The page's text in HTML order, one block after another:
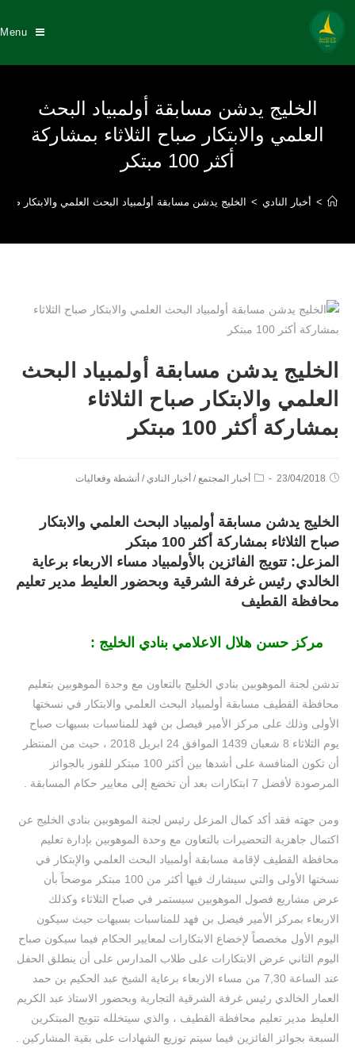
Menu
الخليج يدشن مسابقة أولمبياد البحث
العلمي والابتكار صباح الثلاثاء بمشاركة
أكثر 100 مبتكر
> أخبار النادي > الخليج يدشن مسابقة أولمبياد البحث العلمي والابتكار صباح
الخليج يدشن مسابقة أولمبياد البحث
العلمي والابتكار صباح الثلاثاء
بمشاركة أكثر 100 مبتكر
23/04/2018 أخبار المجتمع / أخبار النادي / أنشطة وفعاليات
الخليج يدشن مسابقة أولمبياد البحث العلمي والابتكار
صباح الثلاثاء بمشاركة أكثر 100 مبتكر
المزعل: تتويج الفائزين بالأولمبياد مساء الاربعاء برعاية
الخالدي رئيس غرفة الشرقية وبحضور العليط مدير تعليم
محافظة القطيف
مركز حسن هلال الاعلامي بنادي الخليج :
تدشن لجنة الموهوبين بنادي الخليج بالتعاون مع وحدة الموهوبين بتعليم
محافظة القطيف مسابقة أولمبياد البحث العلمي والابتكار في نسختها
الأولى وذلك على مركز الأمير فيصل بن فهد للمناسبات بسيهات صباح
يوم الثلاثاء 8 شعبان 1439 الموافق 24 ابريل 2018 ، حيث من المنتظر
أن تكون المنافسة على أشدها بين أكثر 100 مبتكر للفوز بالجوائز
المرصودة لأفضل 7 ابتكارات بعد أن تخضع إلى معايير حكام المسابقة .
ومن جهته فقد أكد كمال المزعل رئيس لجنة الموهوبين بنادي الخليج عن
اكتمال جاهزية التحضيرات بالتعاون مع وحدة الموهوبين بإدارة تعليم
محافظة القطيف لإقامة مسابقة أولمبياد البحث العلمي والإبتكار في
نسختها الأولى والتي سيشارك فيها أكثر من 100 مبتكر موضحاً بأن
عرض مشاريع فصول الموهوبين سيستمر في صباح الثلاثاء وكذلك
الاربعاء بمركز الأمير فيصل بن فهد للمناسبات بسيهات حيث سيكون
اليوم الأول مخصصاً لإخضاع الابتكارات لمعايير الحكام فيما سيكون صباح
اليوم الثاني عرض الابتكارات على طلاب المدارس على أن ينطلق الحفل
عند الساعة 7,30 من مساء الاربعاء برعاية الشيخ عبد الحكيم بن حمد
العمار الخالدي رئيس غرفة الشرقية التجارية وبحضور الاستاذ عبد الكريم
العليط مدير تعليم محافظة القطيف ، والذي سيتخلله تتويج المبتكرين
السبعة بجوائز الفائزين فيما سيتم توزيع الشهادات على بقية المشاركين .